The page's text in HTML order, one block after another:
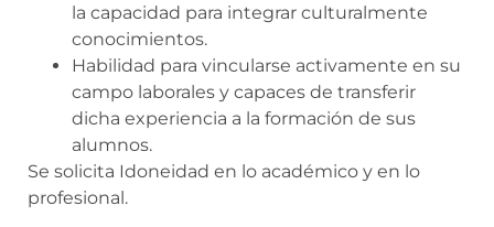
la capacidad para integrar culturalmente
conocimientos.
Habilidad para vincularse activamente en su
campo laborales y capaces de transferir
dicha experiencia a la formación de sus
alumnos.
Se solicita Idoneidad en lo académico y en lo
profesional.